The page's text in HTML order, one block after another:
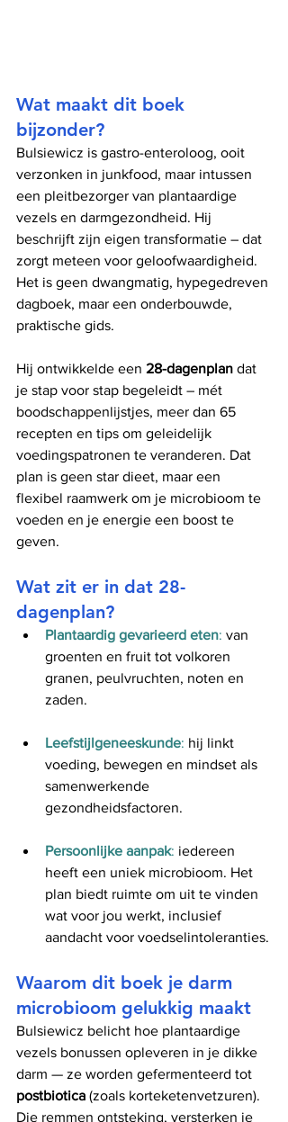
Wat maakt dit boek
bijzonder?
Bulsiewicz is gastro-enteroloog, ooit
verzonken in junkfood, maar intussen
een pleitbezorger van plantaardige
vezels en darmgezondheid. Hij
beschrijft zijn eigen transformatie – dat
zorgt meteen voor geloofwaardigheid.
Het is geen dwangmatig, hypegedreven
dagboek, maar een onderbouwde,
praktische gids.
Hij ontwikkelde een 28-dagenplan dat
je stap voor stap begeleidt – mét
boodschappenlijstjes, meer dan 65
recepten en tips om geleidelijk
voedingspatronen te veranderen. Dat
plan is geen star dieet, maar een
flexibel raamwerk om je microbioom te
voeden en je energie een boost te
geven.
Wat zit er in dat 28-
dagenplan?
Plantaardig gevarieerd eten: van
groenten en fruit tot volkoren
granen, peulvruchten, noten en
zaden.
Leefstijlgeneeskunde: hij linkt
voeding, bewegen en mindset als
samenwerkende
gezondheidsfactoren.
Persoonlijke aanpak: iedereen
heeft een uniek microbioom. Het
plan biedt ruimte om uit te vinden
wat voor jou werkt, inclusief
aandacht voor voedselintoleranties.
Waarom dit boek je darm
microbioom gelukkig maakt
Bulsiewicz belicht hoe plantaardige
vezels bonussen opleveren in je dikke
darm — ze worden gefermenteerd tot
postbiotica (zoals korteketenvetzuren).
Die remmen ontsteking, versterken je